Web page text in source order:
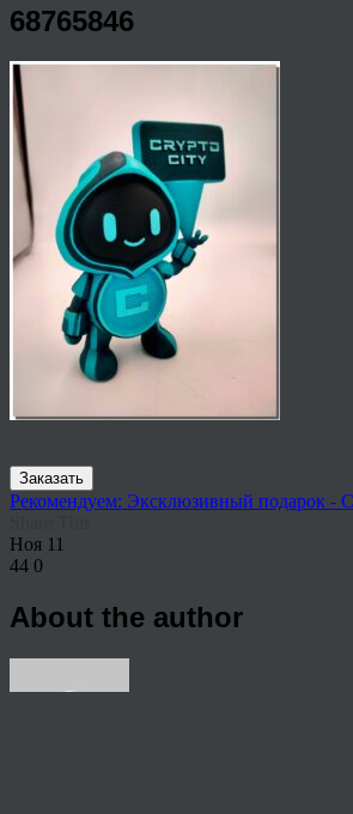
68765846
Заказать
Рекомендуем: Эксклюзивный подарок -
Ноя 11
44 0
About the author